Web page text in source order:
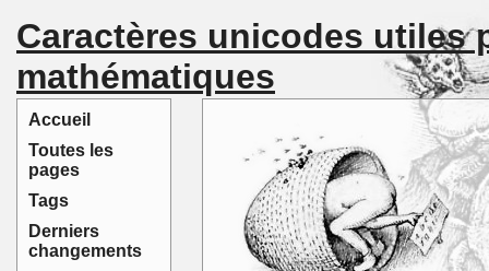
Accueil
Toutes les
pages
Tags
Derniers
changements
Caractères unicodes utiles
mathématiques